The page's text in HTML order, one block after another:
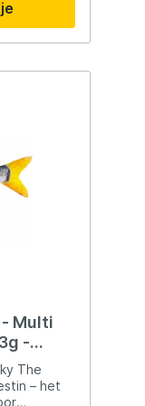
dieper
met
en
m
slow
- Multi
-
The
– het